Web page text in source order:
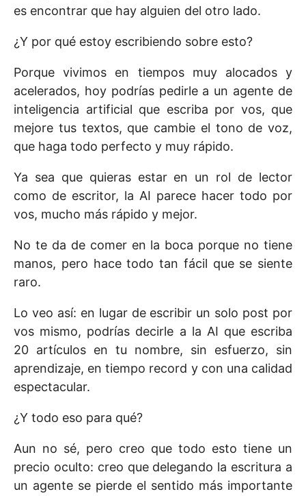
es encontrar que hay alguien del otro lado.
¿Y por qué estoy escribiendo sobre esto?
Porque vivimos en tiempos muy alocados y
acelerados, hoy podrías pedirle a un agente de
inteligencia artificial que escriba por vos, que
mejore tus textos, que cambie el tono de voz,
que haga todo perfecto y muy rápido.
Ya sea que quieras estar en un rol de lector
como de escritor, la AI parece hacer todo por
vos, mucho más rápido y mejor.
No te da de comer en la boca porque no tiene
manos, pero hace todo tan fácil que se siente
raro.
Lo veo así: en lugar de escribir un solo post por
vos mismo, podrías decirle a la AI que escriba
20 artículos en tu nombre, sin esfuerzo, sin
aprendizaje, en tiempo record y con una calidad
espectacular.
¿Y todo eso para qué?
Aun no sé, pero creo que todo esto tiene un
precio oculto: creo que delegando la escritura a
un agente se pierde el sentido más importante